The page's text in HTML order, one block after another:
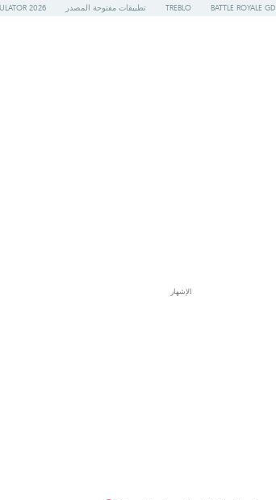
BATTLE ROYALE GD
TREBLO تطبيقات مفتوحة المصدر 2026
الإشهار